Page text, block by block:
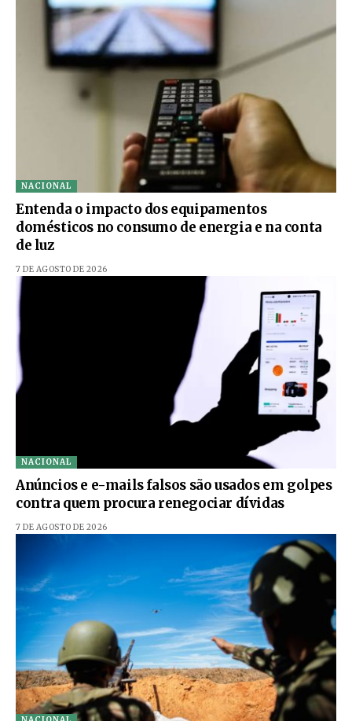
NACIONAL
Entenda o impacto dos equipamentos
domésticos no consumo de energia e na conta
de luz
7 DE AGOSTO DE 2026
NACIONAL
Anúncios e e-mails falsos são usados em golpes
contra quem procura renegociar dívidas
7 DE AGOSTO DE 2026